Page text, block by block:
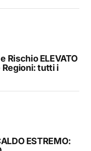
Rischio ELEVATO
Regioni: tutti i
ESTREMO: